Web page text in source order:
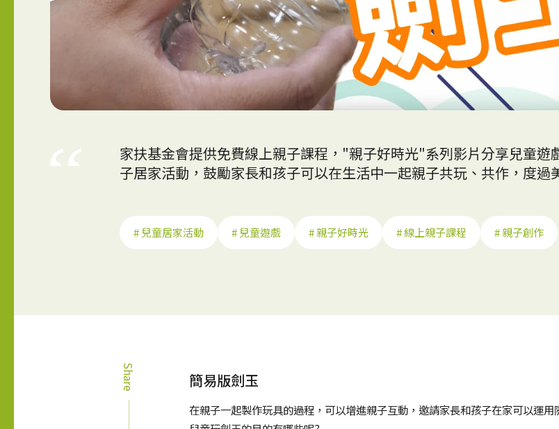
家扶基金會提供免費線上親子課程，"親子好時光"系列影片分享兒童遊
子居家活動，鼓勵家長和孩子可以在生活中一起親子共玩、共作，度過
# 兒童居家活動 # 兒童遊戲 # 親子好時光 # 線上親子課程 # 親子創作
簡易版劍玉
在親子一起製作玩具的過程，可以增進親子互動，邀請家長和孩子在家可以運
Share